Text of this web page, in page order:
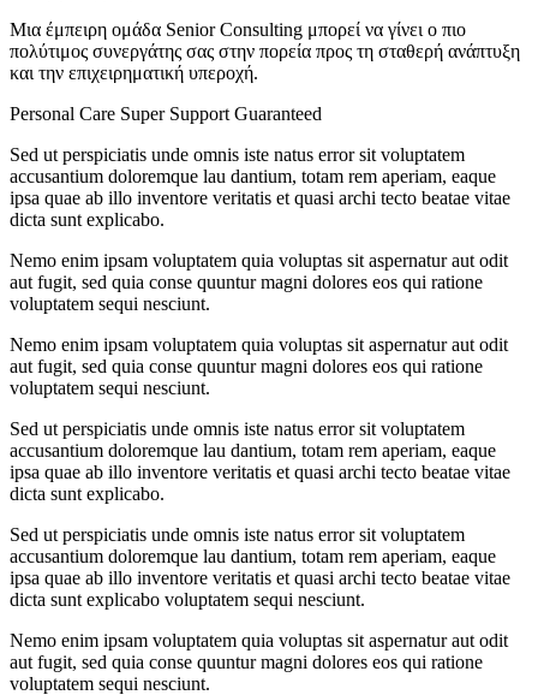
Μια έμπειρη ομάδα Senior Consulting μπορεί να γίνει ο πιο
πολύτιμος συνεργάτης σας στην πορεία προς τη σταθερή ανάπτυξη
και την επιχειρηματική υπεροχή.
Personal Care Super Support Guaranteed
Sed ut perspiciatis unde omnis iste natus error sit voluptatem
accusantium doloremque lau dantium, totam rem aperiam, eaque
ipsa quae ab illo inventore veritatis et quasi archi tecto beatae vitae
dicta sunt explicabo.
Nemo enim ipsam voluptatem quia voluptas sit aspernatur aut odit
aut fugit, sed quia conse quuntur magni dolores eos qui ratione
voluptatem sequi nesciunt.
Nemo enim ipsam voluptatem quia voluptas sit aspernatur aut odit
aut fugit, sed quia conse quuntur magni dolores eos qui ratione
voluptatem sequi nesciunt.
Sed ut perspiciatis unde omnis iste natus error sit voluptatem
accusantium doloremque lau dantium, totam rem aperiam, eaque
ipsa quae ab illo inventore veritatis et quasi archi tecto beatae vitae
dicta sunt explicabo.
Sed ut perspiciatis unde omnis iste natus error sit voluptatem
accusantium doloremque lau dantium, totam rem aperiam, eaque
ipsa quae ab illo inventore veritatis et quasi archi tecto beatae vitae
dicta sunt explicabo voluptatem sequi nesciunt.
Nemo enim ipsam voluptatem quia voluptas sit aspernatur aut odit
aut fugit, sed quia conse quuntur magni dolores eos qui ratione
voluptatem sequi nesciunt.